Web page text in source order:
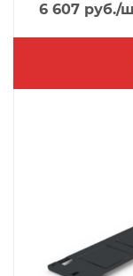
6 607 руб./